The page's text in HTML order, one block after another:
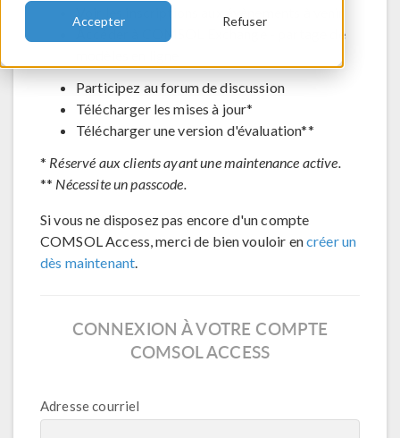
Accepter Refuser
Voir les inscriptions aux évènements à venir
Accéder à COMSOL Exchange - partage de
Participez au forum de discussion
Télécharger les mises à jour*
Télécharger une version d'évaluation**
* Réservé aux clients ayant une maintenance active.
** Nécessite un passcode.
Si vous ne disposez pas encore d'un compte
COMSOL Access, merci de bien vouloir encréer un
dès maintenant.
CONNEXION À VOTRE COMPTE
COMSOL ACCESS
Adresse courriel